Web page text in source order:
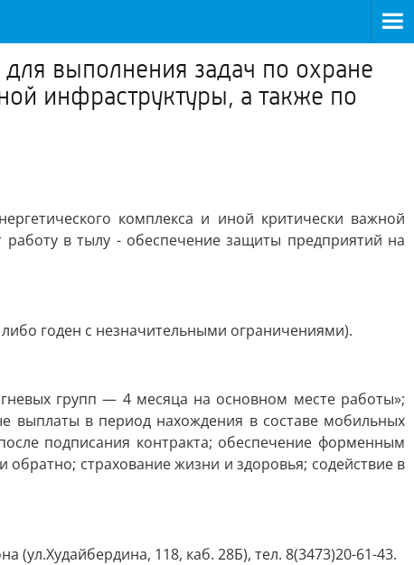
выполнения задач по охране
инфраструктуры, а также по
комплекса и иной критически важной
в тылу - обеспечение защиты предприятий на
годен с незначительными ограничениями).
групп — 4 месяца на основном месте работы»;
выплаты в период нахождения в составе мобильных
подписания контракта; обеспечение форменным
страхование жизни и здоровья; содействие в
118, каб. 28Б), тел. 8(3473)20-61-43.